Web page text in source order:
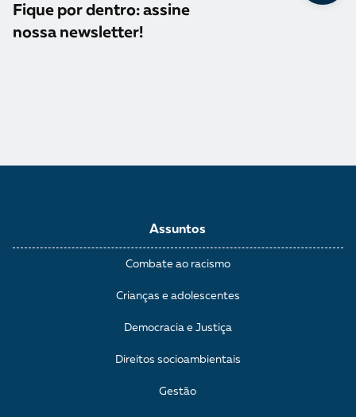
Fique por dentro: assine
nossa newsletter!
Assuntos
Combate ao racismo
Crianças e adolescentes
Democracia e Justiça
Direitos socioambientais
Gestão